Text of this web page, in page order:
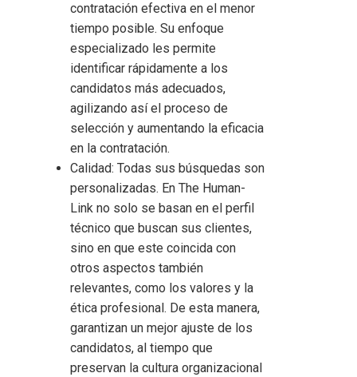
contratación efectiva en el menor
tiempo posible. Su enfoque
especializado les permite
identificar rápidamente a los
candidatos más adecuados,
agilizando así el proceso de
selección y aumentando la eficacia
en la contratación.
Calidad: Todas sus búsquedas son
personalizadas. En The Human-
Link no solo se basan en el perfil
técnico que buscan sus clientes,
sino en que este coincida con
otros aspectos también
relevantes, como los valores y la
ética profesional. De esta manera,
garantizan un mejor ajuste de los
candidatos, al tiempo que
preservan la cultura organizacional